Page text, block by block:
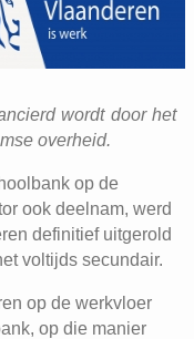
wordt door het
overheid.
op de
ook deelnam, werd
definitief uitgerold
voltijds secundair.
op de werkvloer
op die manier